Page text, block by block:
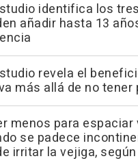
identifica los
añadir hasta 13
revela el
más allá de no tener
menos para
se padece
irritar la vejiga,